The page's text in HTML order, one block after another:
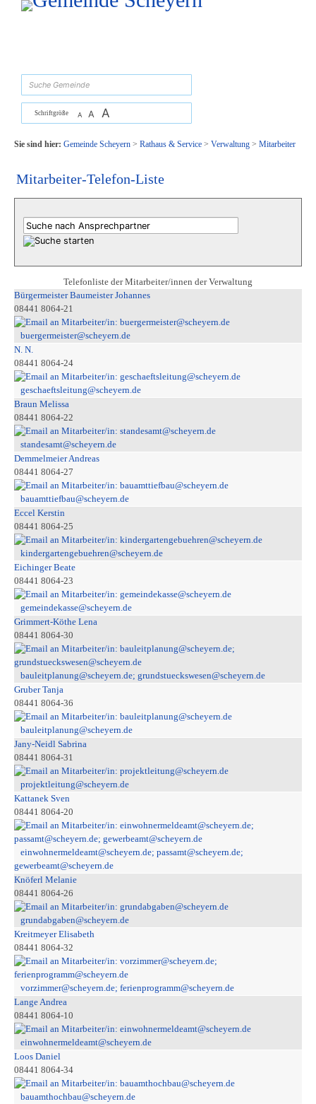
Zum Inhalt, zur Navigationoder zur Startseite springen.
Schriftgröße A A A
Sie sind hier: Gemeinde Scheyern> Rathaus & Service> Verwaltung> Mitarbeiter
Mitarbeiter-Telefon-Liste
Telefonliste der Mitarbeiter/innen der Verwaltung
Bürgermeister Baumeister Johannes
08441 8064-21
buergermeister@scheyern.de
N. N.
08441 8064-24
geschaeftsleitung@scheyern.de
Braun Melissa
08441 8064-22
standesamt@scheyern.de
Demmelmeier Andreas
08441 8064-27
bauamttiefbau@scheyern.de
Eccel Kerstin
08441 8064-25
kindergartengebuehren@scheyern.de
Eichinger Beate
08441 8064-23
gemeindekasse@scheyern.de
Grimmert-Köthe Lena
08441 8064-30
bauleitplanung@scheyern.de; grundstueckswesen@scheyern.de
Gruber Tanja
08441 8064-36
bauleitplanung@scheyern.de
Jany-Neidl Sabrina
08441 8064-31
projektleitung@scheyern.de
Kattanek Sven
08441 8064-20
einwohnermeldeamt@scheyern.de; passamt@scheyern.de;
gewerbeamt@scheyern.de
Knöferl Melanie
08441 8064-26
grundabgaben@scheyern.de
Kreitmeyer Elisabeth
08441 8064-32
vorzimmer@scheyern.de; ferienprogramm@scheyern.de
Lange Andrea
08441 8064-10
einwohnermeldeamt@scheyern.de
Loos Daniel
08441 8064-34
bauamthochbau@scheyern.de